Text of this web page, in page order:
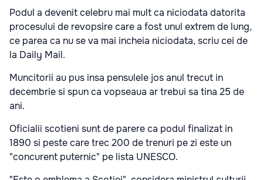
Podul a devenit celebru mai mult ca niciodata datorita
procesului de revopsire care a fost unul extrem de lung,
ce parea ca nu se va mai incheia niciodata, scriu cei de
la Daily Mail.
Muncitorii au pus insa pensulele jos anul trecut in
decembrie si spun ca vopseaua ar trebui sa tina 25 de
ani.
Oficialii scotieni sunt de parere ca podul finalizat in
1890 si peste care trec 200 de trenuri pe zi este un
"concurent puternic" pe lista UNESCO.